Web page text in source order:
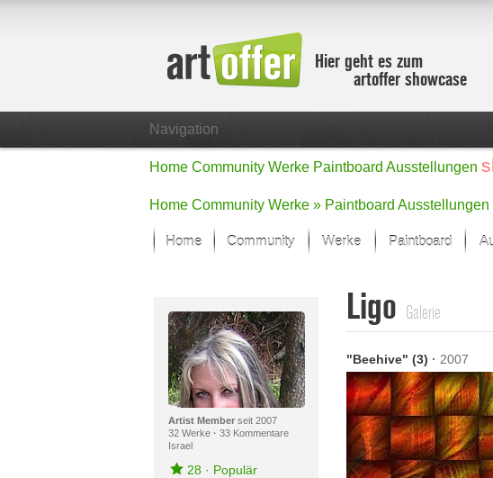
Hier geht es zum
artoffer showcase
Navigation
Home Community Werke Paintboard Ausstellungen
Home Community Werke » Paintboard Ausstellungen
Home Community Werke
Der letzte Monat im Fokus
Alle Fokus-Werke
Fokus-Werke
Neue Werke – Auswahl
Alle neuen Werke
Paintboard
Artist Memberseit 2007
32 Werke · 33 Kommentare
Israel
28· Populär
Ligo Galerie
"Beehive" (3) · 2007